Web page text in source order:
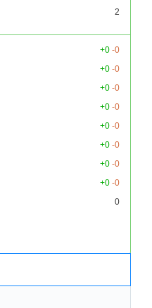
2
+0 -0
+0 -0
+0 -0
+0 -0
+0 -0
+0 -0
+0 -0
+0 -0
0